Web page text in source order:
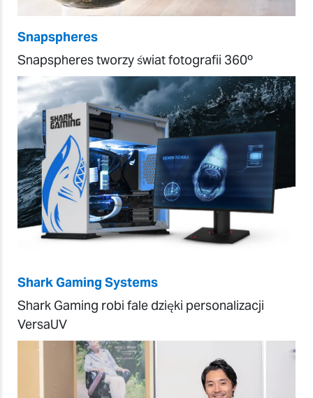
Snapspheres
Snapspheres tworzy świat fotografii 360º
Shark Gaming Systems
Shark Gaming robi fale dzięki personalizacji
VersaUV